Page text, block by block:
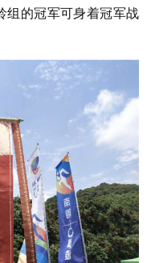
组的冠军可身着冠军战